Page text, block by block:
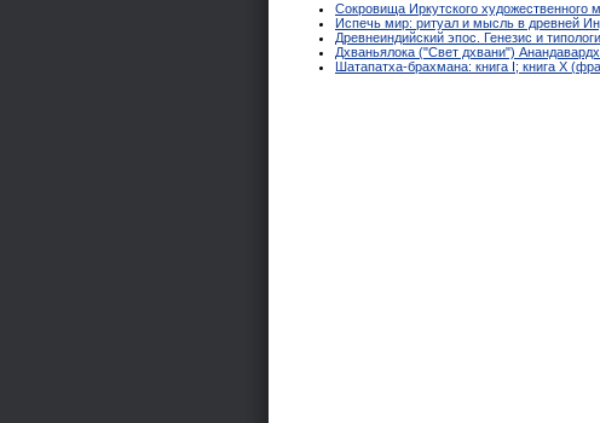
Сокровища Иркутского художественного
Испечь мир: ритуал и мысль в древней
Древнеиндийский эпос. Генезис и
Дхваньялока ("Свет дхвани")
Шатапатха-брахмана: книга I; книга X